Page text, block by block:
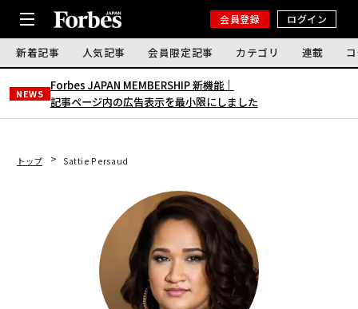
会員登録 ログイン
新着記事 人気記事 会員限定記事 カテゴリ 連載
NEWS
Forbes JAPAN MEMBERSHIP 新機能｜
記事ページ内の広告表示を最小限にしました
トップ Sattie Persaud